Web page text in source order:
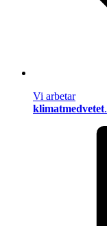
Vi arbetar
klimatmedvetet.